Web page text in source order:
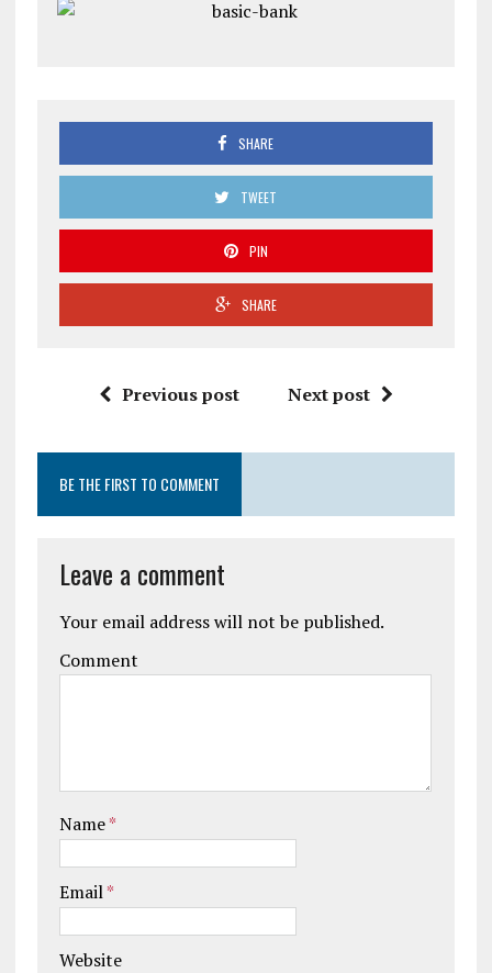
SHARE
TWEET
PIN
SHARE
Previous post Next post
BE THE FIRST TO COMMENT
Leave a comment
Your email address will not be published.
Comment
Name*
Email*
Website